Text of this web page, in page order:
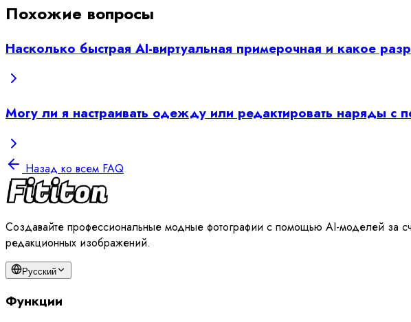
Похожие вопросы
Насколько быстрая AI-виртуальная примерочная и какое
Могу ли я настраивать одежду или редактировать наряды с
Назад ко всем FAQ
Создавайте профессиональные модные фотографии с помощью AI-моделей за
редакционных изображений.
Русский
Функции